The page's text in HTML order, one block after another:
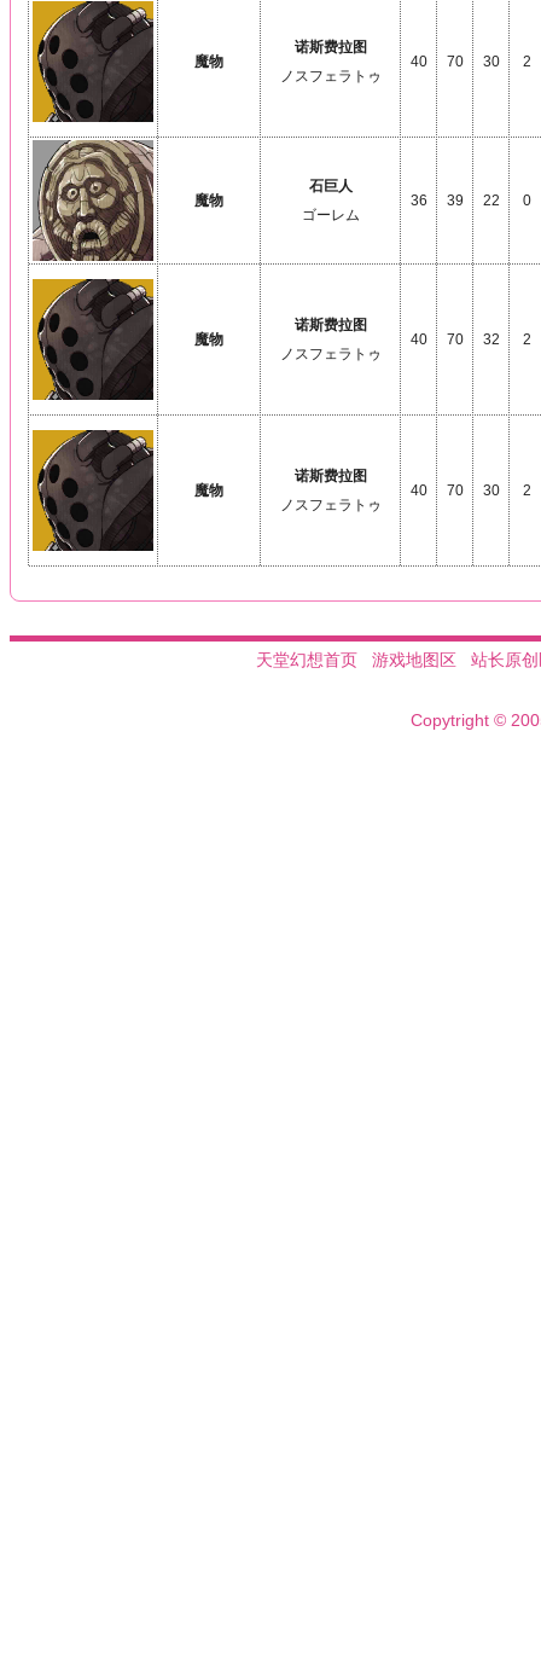
魔物
诺斯费拉图
ノスフェラトゥ
40 70 30 2
魔物
石巨人
ゴーレム
36 39 22 0
魔物
诺斯费拉图
ノスフェラトゥ
40 70 32 2
魔物
诺斯费拉图
ノスフェラトゥ
40 70 30 2
天堂幻想首页 游戏地图区 站长原
Copytright ©